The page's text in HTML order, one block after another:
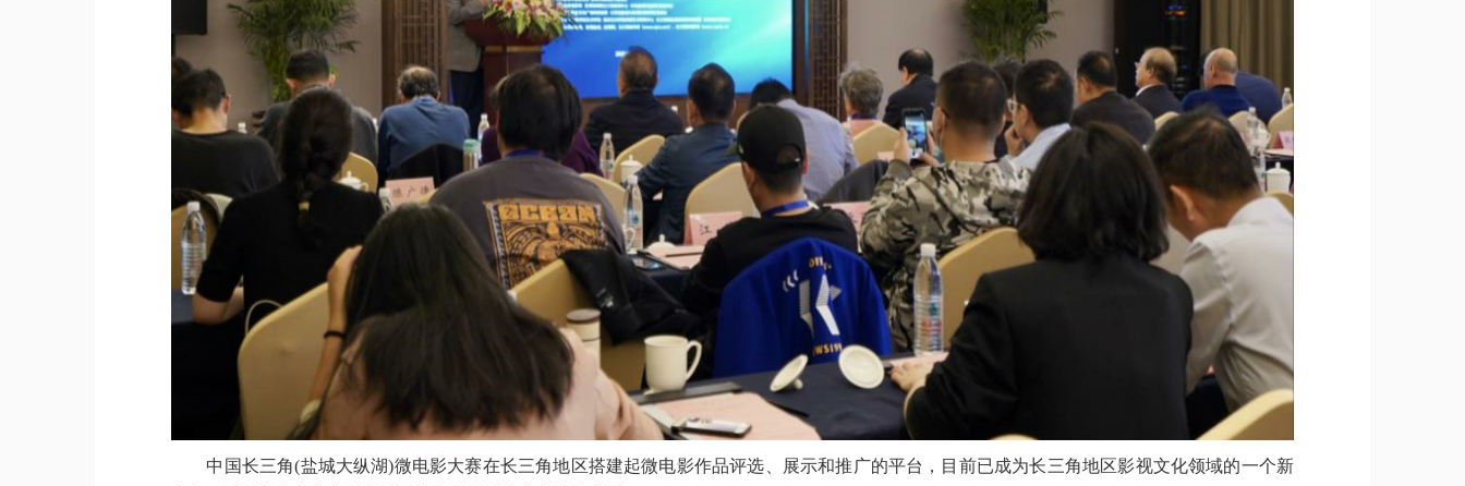
中国长三角(盐城大纵湖)微电影大赛在长三角地区搭建起微电影作品评选、展示和推广的平台，目前已成为长三角地区影视文化领域的一个新